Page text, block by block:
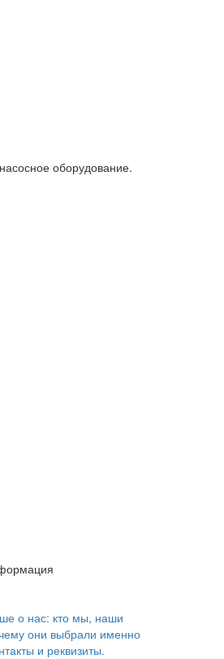
оборудование.
о нас: кто мы, наши
они выбрали именно
и реквизиты.